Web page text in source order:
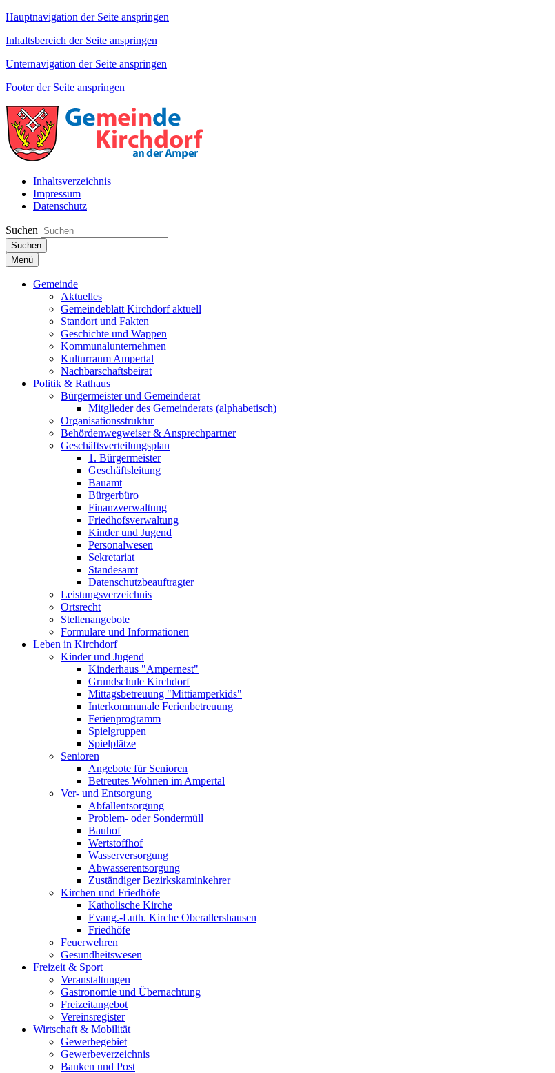
Hauptnavigation der Seite anspringen
Inhaltsbereich der Seite anspringen
Unternavigation der Seite anspringen
Footer der Seite anspringen
Inhaltsverzeichnis
Impressum
Datenschutz
Suchen
Suchen
Menü
Gemeinde
Aktuelles
Gemeindeblatt Kirchdorf aktuell
Standort und Fakten
Geschichte und Wappen
Kommunalunternehmen
Kulturraum Ampertal
Nachbarschaftsbeirat
Politik & Rathaus
Bürgermeister und Gemeinderat
Mitglieder des Gemeinderats (alphabetisch)
Organisationsstruktur
Behördenwegweiser & Ansprechpartner
Geschäftsverteilungsplan
1. Bürgermeister
Geschäftsleitung
Bauamt
Bürgerbüro
Finanzverwaltung
Friedhofsverwaltung
Kinder und Jugend
Personalwesen
Sekretariat
Standesamt
Datenschutzbeauftragter
Leistungsverzeichnis
Ortsrecht
Stellenangebote
Formulare und Informationen
Leben in Kirchdorf
Kinder und Jugend
Kinderhaus "Ampernest"
Grundschule Kirchdorf
Mittagsbetreuung "Mittiamperkids"
Interkommunale Ferienbetreuung
Ferienprogramm
Spielgruppen
Spielplätze
Senioren
Angebote für Senioren
Betreutes Wohnen im Ampertal
Ver- und Entsorgung
Abfallentsorgung
Problem- oder Sondermüll
Bauhof
Wertstoffhof
Wasserversorgung
Abwasserentsorgung
Zuständiger Bezirkskaminkehrer
Kirchen und Friedhöfe
Katholische Kirche
Evang.-Luth. Kirche Oberallershausen
Friedhöfe
Feuerwehren
Gesundheitswesen
Freizeit & Sport
Veranstaltungen
Gastronomie und Übernachtung
Freizeitangebot
Vereinsregister
Wirtschaft & Mobilität
Gewerbegebiet
Gewerbeverzeichnis
Banken und Post